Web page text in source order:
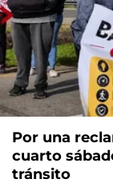
Por una
cuarto
tránsito